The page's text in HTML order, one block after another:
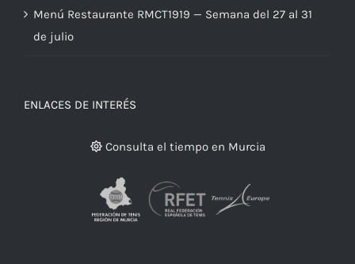
Menú Restaurante RMCT1919 — Semana del 27 al 31
de julio
ENLACES DE INTERÉS
Consulta el tiempo en Murcia